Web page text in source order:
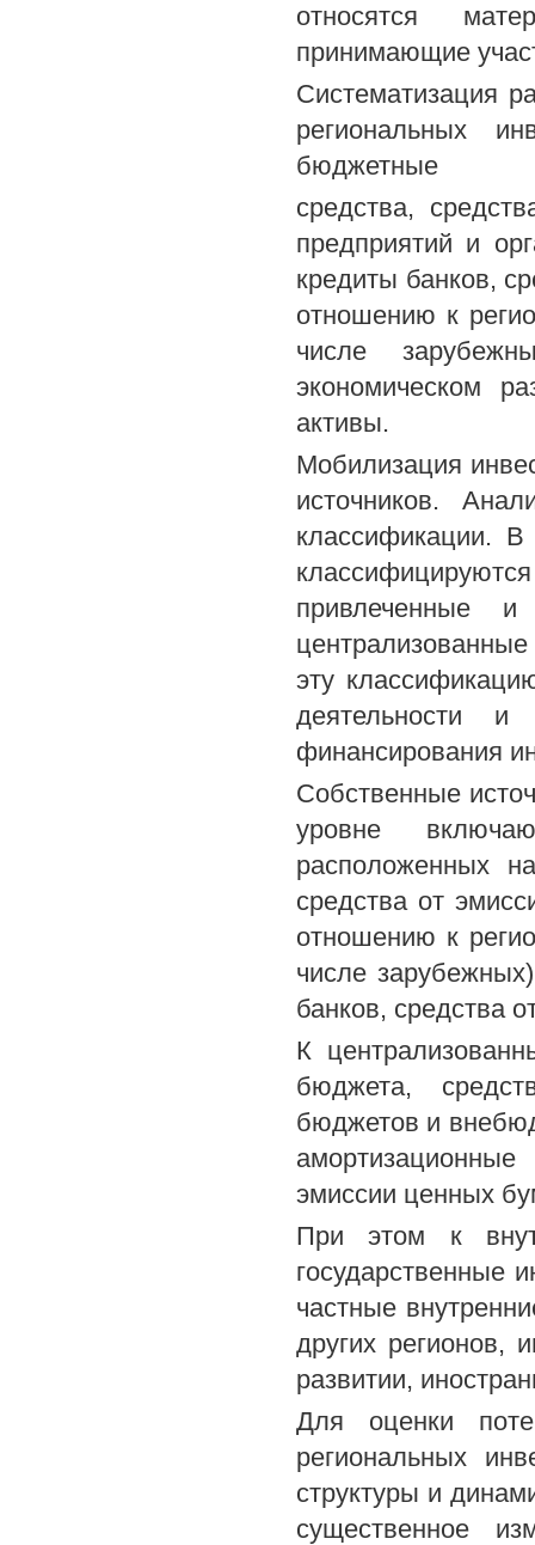
относятся
принимающие
Систематизация
региональных
бюджетные
средства,
предприятий и
кредиты банков,
отношению к
числе
экономическом
активы.
Мобилизация
источников.
классификации. В
привлеченные
эту
деятельности
финансирования
Собственные
уровне
расположенных
средства от
отношению к
числе
банков, средства
К
бюджета,
бюджетов и
эмиссии ценных
При этом к
государственные
частные
других регионов,
развитии,
Для оценки
региональных
структуры и
существенное